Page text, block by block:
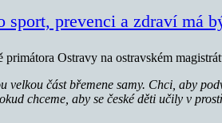
sport, prevenci a zdraví má
primátora Ostravy na ostravském
velkou část břemene samy. Chci, aby
chceme, aby se české děti učily v